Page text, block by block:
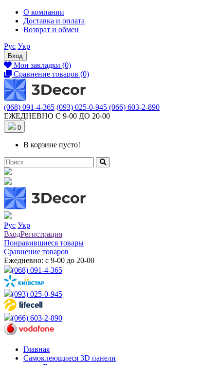
О компании
Доставка и оплата
Возврат и обмен
Рус Укр
Вход
Мои закладки (0)
Сравнение товаров (0)
(068) 091-4-365 (093) 025-0-945 (066) 603-2-890
ЕЖЕДНЕВНО С 9-00 ДО 20-00
0
В корзине пусто!
Рус Укр
ВходРегистрация
Понравившиеся товары
Сравнение товаров
Ежедневно: с 9-00 до 20-00
(068) 091-4-365
(093) 025-0-945
(066) 603-2-890
Главная
Самоклеющиеся 3D панели